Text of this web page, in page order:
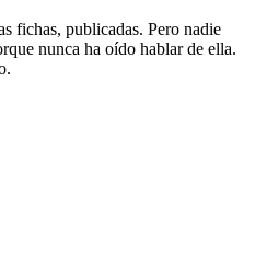
fichas, publicadas. Pero nadie
nunca ha oído hablar de ella.